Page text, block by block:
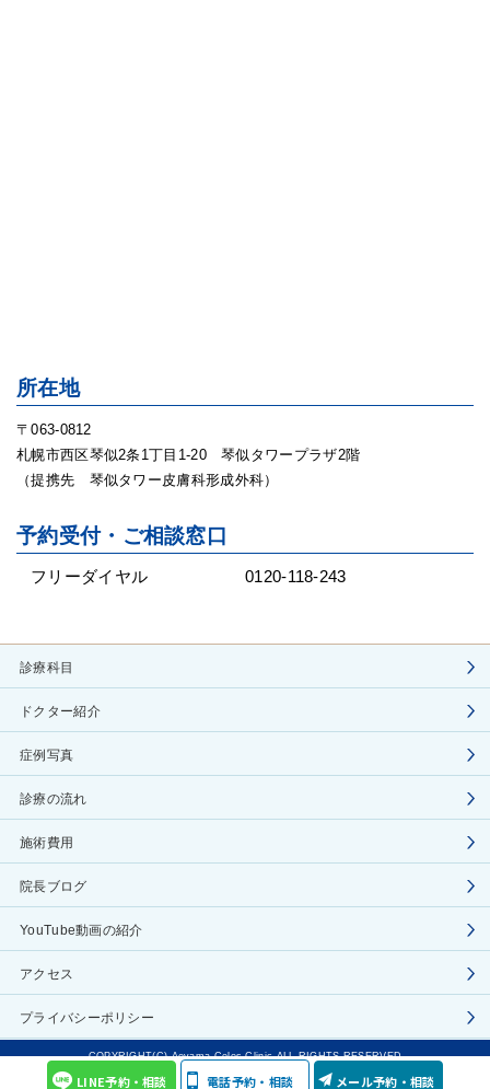
所在地
〒063-0812
札幌市西区琴似2条1丁目1-20 琴似タワープラザ2階
（提携先 琴似タワー皮膚科形成外科）
予約受付・ご相談窓口
フリーダイヤル 0120-118-243
診療科目
ドクター紹介
症例写真
診療の流れ
施術費用
院長ブログ
YouTube動画の紹介
アクセス
プライバシーポリシー
COPYRIGHT(C) Aoyama Celes Clinic ALL RIGHTS RESERVED
LINE予約・相談 電話予約・相談 メール予約・相談